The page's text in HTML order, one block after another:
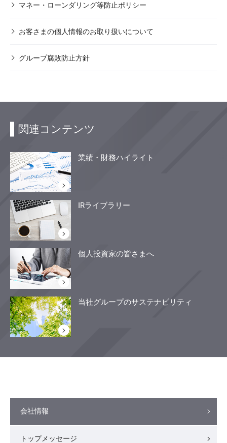
マネー・ローンダリング等防止ポリシー
お客さまの個人情報のお取り扱いについて
グループ腐敗防止方針
関連コンテンツ
業績・財務ハイライト
IRライブラリー
個人投資家の皆さまへ
当社グループのサステナビリティ
会社情報
トップメッセージ